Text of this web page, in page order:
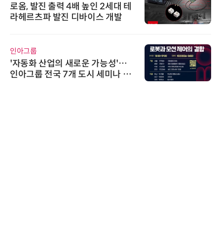
로옴, 발진 출력 4배 높인 2세대 테
라헤르츠파 발진 디바이스 개발
인아그룹
'자동화 산업의 새로운 가능성'…
인아그룹 전국 7개 도시 세미나 페